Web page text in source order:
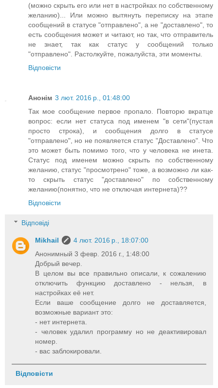
(можно скрыть его или нет в настройках по собственному
желанию)... Или можно вытянуть переписку на этапе
сообщений в статусе "отправлено", а не "доставлено", то
есть сообщения может и читают, но так, что отправитель
не знает, так как статус у сообщений только
"отправлено". Растолкуйте, пожалуйста, эти моменты.
Відповісти
Анонім 3 лют. 2016 р., 01:48:00
Так мое сообщение первое пропало. Повторю вкратце
вопрос: если нет статуса под именем "в сети"(пустая
просто строка), и сообщения долго в статусе
"отправлено", но не появляется статус "Доставлено". Что
это может быть помимо того, что у человека не инета.
Статус под именем можно скрыть по собственному
желанию, статус "просмотрено" тоже, а возможно ли как-
то скрыть статус "доставлено" по собственному
желанию(понятно, что не отключая интернета)??
Відповісти
Відповіді
Mikhail
4 лют. 2016 р., 18:07:00
Анонимный 3 февр. 2016 г., 1:48:00
Добрый вечер.
В целом вы все правильно описали, к сожалению
отключить функцию доставлено - нельзя, в
настройках её нет.
Если ваше сообщение долго не доставляется,
возможные вариант это:
- нет интернета.
- человек удалил программу но не деактивировал
номер.
- вас заблокировали.
Відповісти